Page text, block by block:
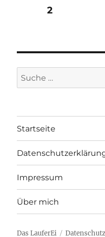
SEITE2
Suche
nach:
Startseite
Impressum
Über mich
Das LauferEi